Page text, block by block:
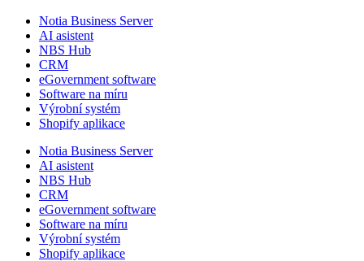
Notia Business Server
AI asistent
NBS Hub
CRM
eGovernment software
Software na míru
Výrobní systém
Shopify aplikace
Notia Business Server
AI asistent
NBS Hub
CRM
eGovernment software
Software na míru
Výrobní systém
Shopify aplikace